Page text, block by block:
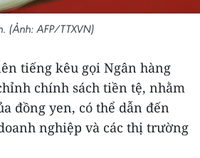
(Ảnh: AFP/TTXVN)
tiếng kêu gọi Ngân hàng
chính sách tiền tệ, nhằm
đồng yen, có thể dẫn đến
nghiệp và các thị trường